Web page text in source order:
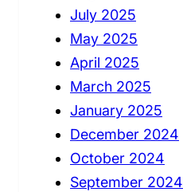
July 2025
May 2025
April 2025
March 2025
January 2025
December 2024
October 2024
September 2024